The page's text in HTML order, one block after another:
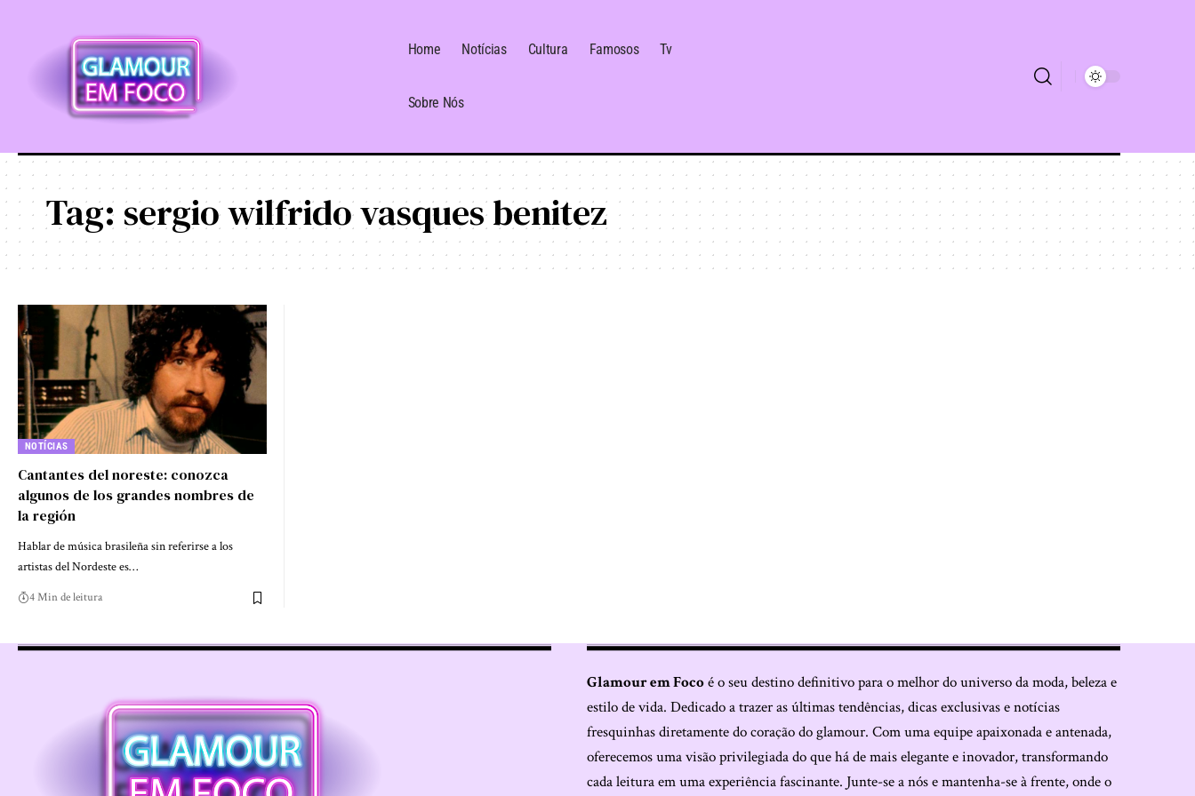
Home Notícias Cultura Famosos Tv
Sobre Nós
Tag: sergio wilfrido vasques benitez
NOTÍCIAS
Cantantes del noreste: conozca
algunos de los grandes nombres de
la región
Hablar de música brasileña sin referirse a los
artistas del Nordeste es…
4 Min de leitura
Glamour em Focoé o seu destino definitivo para o melhor do universo da moda, beleza e
estilo de vida. Dedicado a trazer as últimas tendências, dicas exclusivas e notícias
fresquinhas diretamente do coração do glamour. Com uma equipe apaixonada e antenada,
oferecemos uma visão privilegiada do que há de mais elegante e inovador, transformando
cada leitura em uma experiência fascinante. Junte-se a nós e mantenha-se à frente, onde o